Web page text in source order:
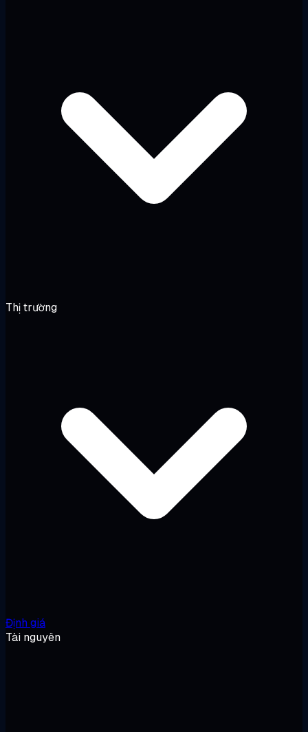
Thị trường
Định giá
Tài nguyên